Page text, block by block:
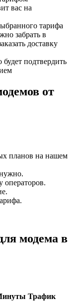
вас на
тарифа
забрать в
доставку
подтвердить
от
планов на нашем
операторов.
модема в
Трафик